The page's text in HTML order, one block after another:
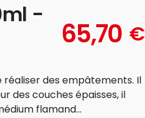
-
65,70 €
des empâtements. Il
des couches épaisses, il
flamand...